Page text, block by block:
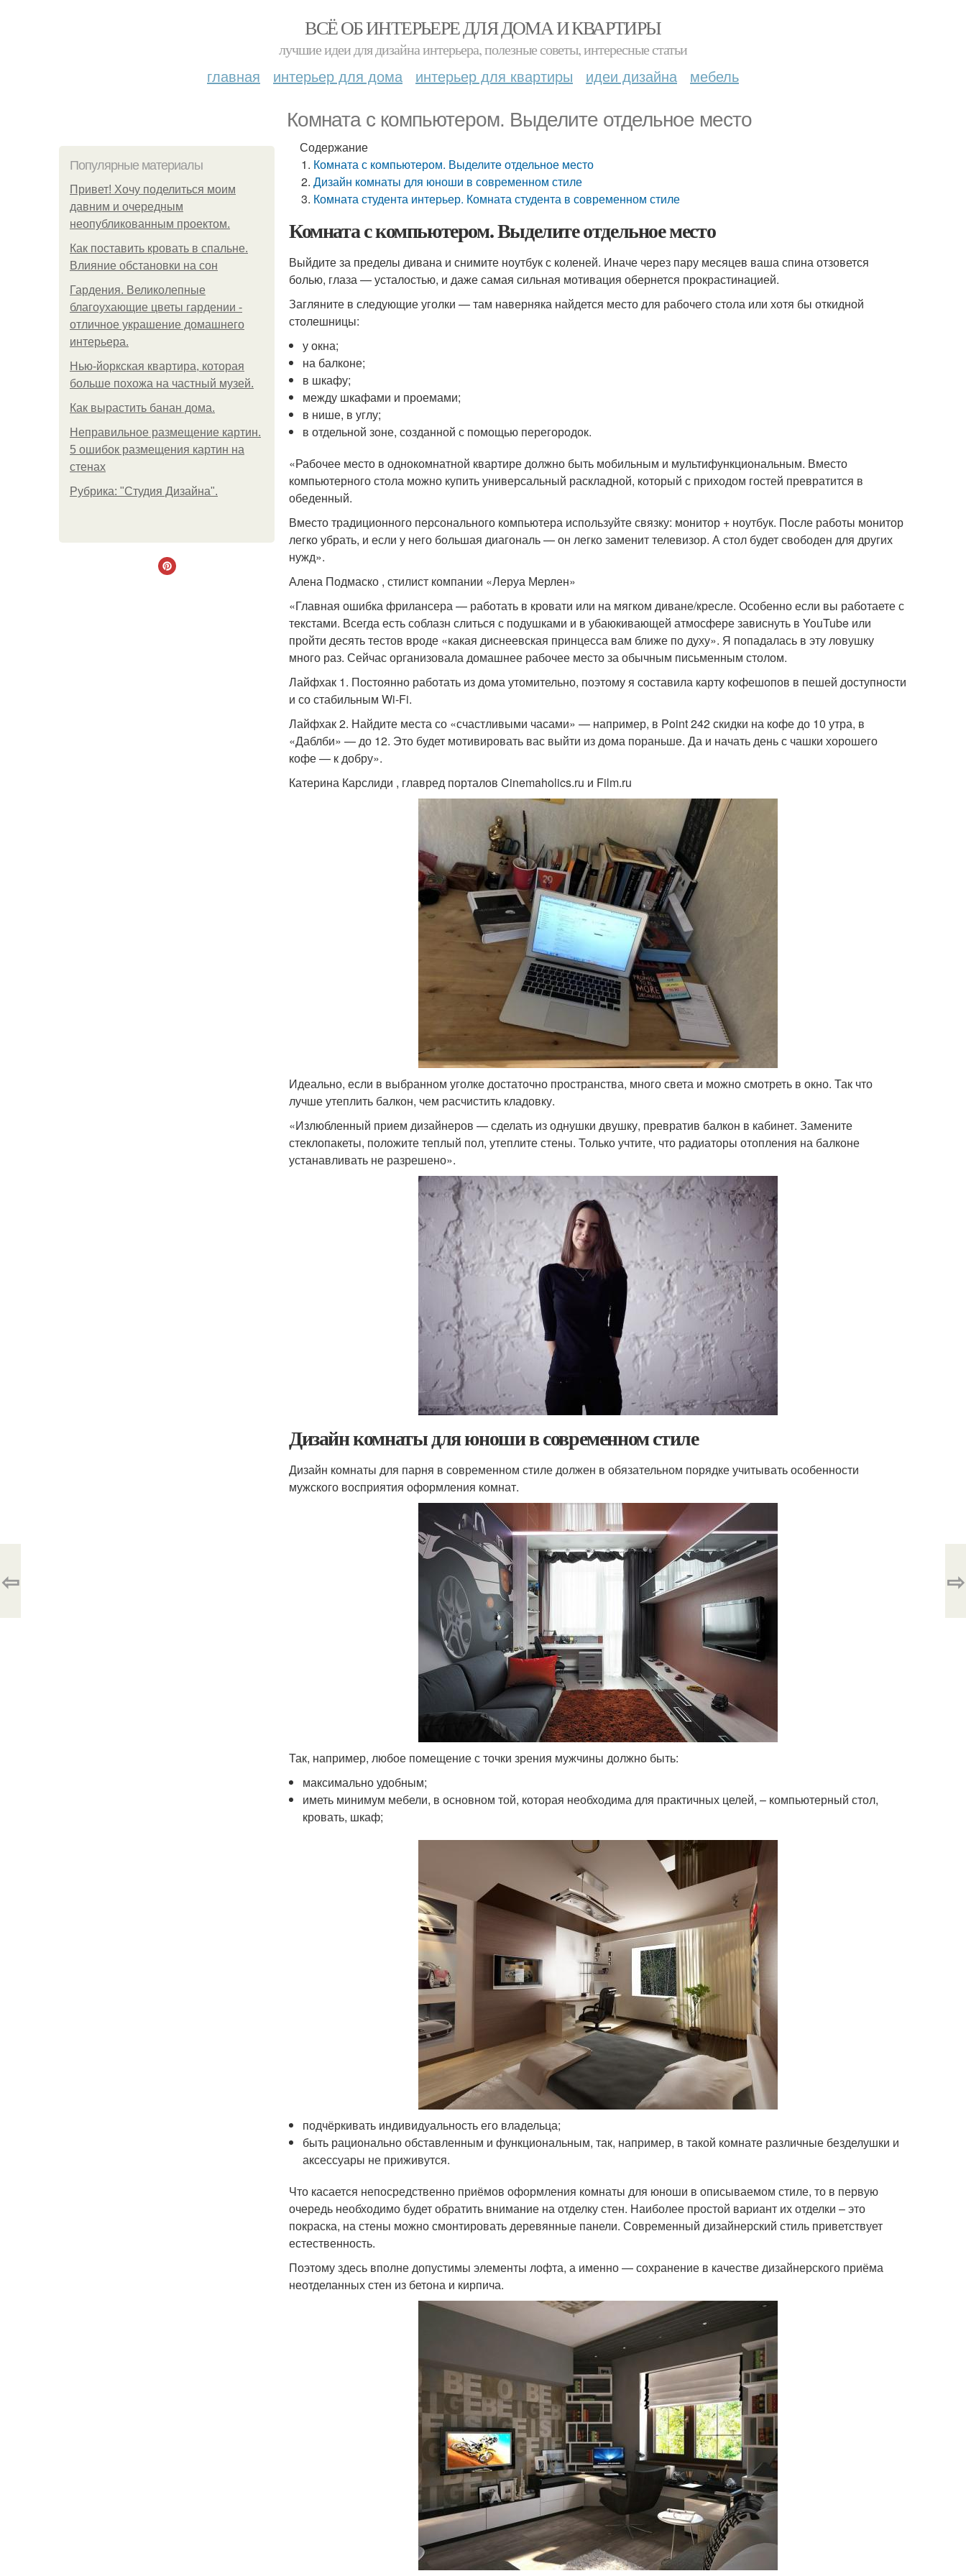
ВСЁ ОБ ИНТЕРЬЕРЕ ДЛЯ ДОМА И КВАРТИРЫ
лучшие идеи для дизайна интерьера, полезные советы, интересные статьи
главная интерьер для дома интерьер для квартиры идеи дизайна мебель
Комната с компьютером. Выделите отдельное место
Популярные материалы
Привет! Хочу поделиться моим
давним и очередным
неопубликованным проектом.
Как поставить кровать в спальне.
Влияние обстановки на сон
Гардения. Великолепные
благоухающие цветы гардении -
отличное украшение домашнего
интерьера.
Нью-йоркская квартира, которая
больше похожа на частный музей.
Как вырастить банан дома.
Неправильное размещение картин.
5 ошибок размещения картин на
стенах
Рубрика: "Студия Дизайна".
Содержание
Комната с компьютером. Выделите отдельное место
Дизайн комнаты для юноши в современном стиле
Комната студента интерьер. Комната студента в современном стиле
Комната с компьютером. Выделите отдельное место
Выйдите за пределы дивана и снимите ноутбук с коленей. Иначе через пару месяцев ваша спина отзовется
болью, глаза — усталостью, и даже самая сильная мотивация обернется прокрастинацией.
Загляните в следующие уголки — там наверняка найдется место для рабочего стола или хотя бы откидной
столешницы:
у окна;
на балконе;
в шкафу;
между шкафами и проемами;
в нише, в углу;
в отдельной зоне, созданной с помощью перегородок.
«Рабочее место в однокомнатной квартире должно быть мобильным и мультифункциональным. Вместо
компьютерного стола можно купить универсальный раскладной, который с приходом гостей превратится в
обеденный.
Вместо традиционного персонального компьютера используйте связку: монитор + ноутбук. После работы монитор
легко убрать, и если у него большая диагональ — он легко заменит телевизор. А стол будет свободен для других
нужд».
Алена Подмаско , стилист компании «Леруа Мерлен»
«Главная ошибка фрилансера — работать в кровати или на мягком диване/кресле. Особенно если вы работаете с
текстами. Всегда есть соблазн слиться с подушками и в убаюкивающей атмосфере зависнуть в YouTube или
пройти десять тестов вроде «какая диснеевская принцесса вам ближе по духу». Я попадалась в эту ловушку
много раз. Сейчас организовала домашнее рабочее место за обычным письменным столом.
Лайфхак 1. Постоянно работать из дома утомительно, поэтому я составила карту кофешопов в пешей доступности
и со стабильным Wi-Fi.
Лайфхак 2. Найдите места со «счастливыми часами» — например, в Point 242 скидки на кофе до 10 утра, в
«Даблби» — до 12. Это будет мотивировать вас выйти из дома пораньше. Да и начать день с чашки хорошего
кофе — к добру».
Катерина Карслиди , главред порталов Cinemaholics.ru и Film.ru
Идеально, если в выбранном уголке достаточно пространства, много света и можно смотреть в окно. Так что
лучше утеплить балкон, чем расчистить кладовку.
«Излюбленный прием дизайнеров — сделать из однушки двушку, превратив балкон в кабинет. Замените
стеклопакеты, положите теплый пол, утеплите стены. Только учтите, что радиаторы отопления на балконе
устанавливать не разрешено».
Дизайн комнаты для юноши в современном стиле
Дизайн комнаты для парня в современном стиле должен в обязательном порядке учитывать особенности
мужского восприятия оформления комнат.
Так, например, любое помещение с точки зрения мужчины должно быть:
максимально удобным;
иметь минимум мебели, в основном той, которая необходима для практичных целей, – компьютерный стол,
кровать, шкаф;
подчёркивать индивидуальность его владельца;
быть рационально обставленным и функциональным, так, например, в такой комнате различные безделушки и
аксессуары не приживутся.
Что касается непосредственно приёмов оформления комнаты для юноши в описываемом стиле, то в первую
очередь необходимо будет обратить внимание на отделку стен. Наиболее простой вариант их отделки – это
покраска, на стены можно смонтировать деревянные панели. Современный дизайнерский стиль приветствует
естественность.
Поэтому здесь вполне допустимы элементы лофта, а именно — сохранение в качестве дизайнерского приёма
неотделанных стен из бетона и кирпича.
⇦ ⇨